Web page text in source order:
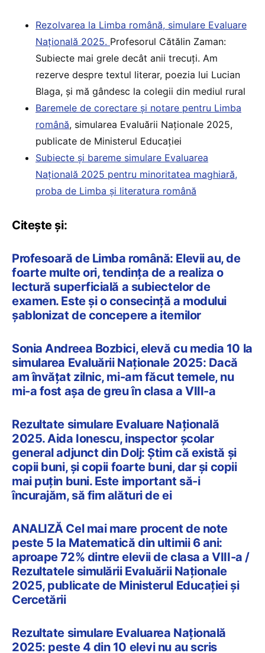
Rezolvarea la Limba română, simulare Evaluare
Națională 2025. Profesorul Cătălin Zaman:
Subiecte mai grele decât anii trecuți. Am
rezerve despre textul literar, poezia lui Lucian
Blaga, și mă gândesc la colegii din mediul rural
Baremele de corectare și notare pentru Limba
română, simularea Evaluării Naționale 2025,
publicate de Ministerul Educației
Subiecte și bareme simulare Evaluarea
Națională 2025 pentru minoritatea maghiară,
proba de Limba și literatura română
Citește și:
Profesoară de Limba română: Elevii au, de
foarte multe ori, tendința de a realiza o
lectură superficială a subiectelor de
examen. Este și o consecință a modului
șablonizat de concepere a itemilor
Sonia Andreea Bozbici, elevă cu media 10 la
simularea Evaluării Naționale 2025: Dacă
am învățat zilnic, mi-am făcut temele, nu
mi-a fost așa de greu în clasa a VIII-a
Rezultate simulare Evaluare Națională
2025. Aida Ionescu, inspector școlar
general adjunct din Dolj: Știm că există și
copii buni, și copii foarte buni, dar și copii
mai puțin buni. Este important să-i
încurajăm, să fim alături de ei
ANALIZĂ Cel mai mare procent de note
peste 5 la Matematică din ultimii 6 ani:
aproape 72% dintre elevii de clasa a VIII-a /
Rezultatele simulării Evaluării Naționale
2025, publicate de Ministerul Educației și
Cercetării
Rezultate simulare Evaluarea Națională
2025: peste 4 din 10 elevi nu au scris